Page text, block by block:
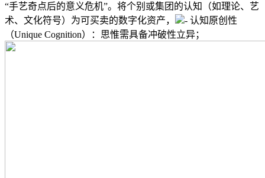
“手艺奇点后的意义危机”。将个别或集团的认知（如理论、艺
术、文化符号）为可买卖的数字化资产，
- 认知原创性
（Unique Cognition）：思惟需具备冲破性立异；